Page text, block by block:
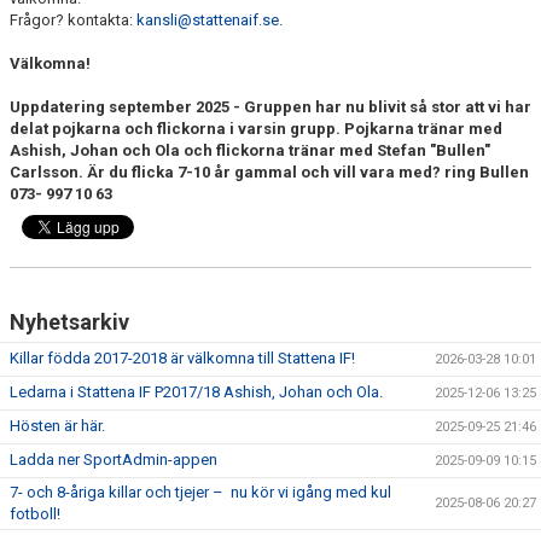
KALENDER
Frågor? kontakta: kansli@stattenaif.se.
Välkomna!
Uppdatering september 2025 - Gruppen har nu blivit så stor att vi har
delat pojkarna och flickorna i varsin grupp. Pojkarna tränar med
Ashish, Johan och Ola och flickorna tränar med Stefan "Bullen"
Carlsson. Är du flicka 7-10 år gammal och vill vara med? ring Bullen
073- 997 10 63
Nyhetsarkiv
Killar födda 2017-2018 är välkomna till Stattena IF! 2026-03-28 10:01
Ledarna i Stattena IF P2017/18 Ashish, Johan och Ola. 2025-12-06 13:25
Hösten är här. 2025-09-25 21:46
Ladda ner SportAdmin-appen 2025-09-09 10:15
7- och 8-åriga killar och tjejer – nu kör vi igång med kul
fotboll!
2025-08-06 20:27